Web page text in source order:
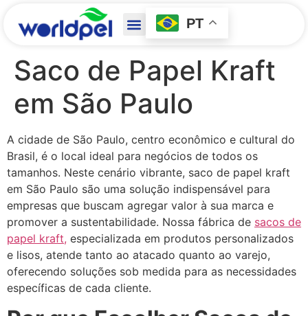
PT
Saco de Papel Kraft
em São Paulo
A cidade de São Paulo, centro econômico e cultural do
Brasil, é o local ideal para negócios de todos os
tamanhos. Neste cenário vibrante, saco de papel kraft
em São Paulo são uma solução indispensável para
empresas que buscam agregar valor à sua marca e
promover a sustentabilidade. Nossa fábrica de sacos de
papel kraft, especializada em produtos personalizados
e lisos, atende tanto ao atacado quanto ao varejo,
oferecendo soluções sob medida para as necessidades
específicas de cada cliente.